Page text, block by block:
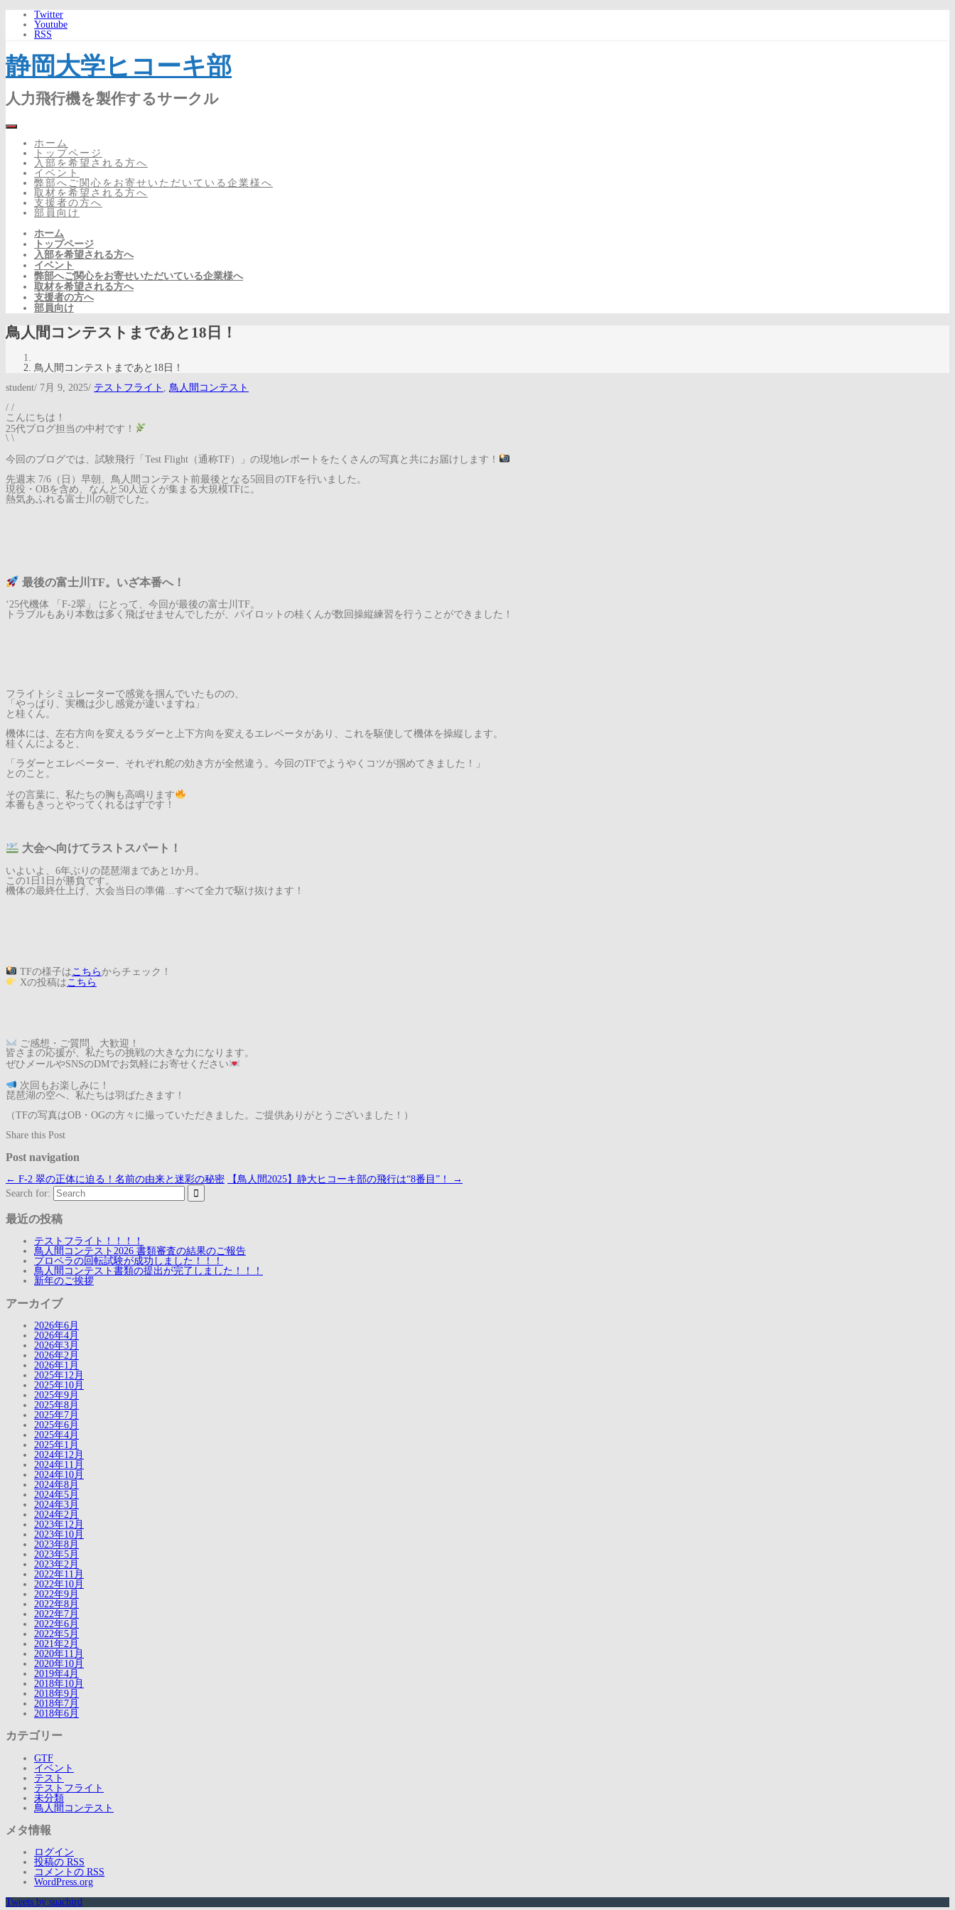
Twitter
Youtube
RSS
静岡大学ヒコーキ部
人力飛行機を製作するサークル
ホーム
トップページ
入部を希望される方へ
イベント
弊部へご関心をお寄せいただいている企業様へ
取材を希望される方へ
支援者の方へ
部員向け
ホーム
トップページ
入部を希望される方へ
イベント
弊部へご関心をお寄せいただいている企業様へ
取材を希望される方へ
支援者の方へ
部員向け
鳥人間コンテストまであと18日！
鳥人間コンテストまであと18日！
student/ 7月 9, 2025/ テストフライト
鳥人間コンテスト
/ /
こんにちは！
25代ブログ担当の中村です！
\ \
今回のブログでは、試験飛行「Test Flight（通称TF）」の現地レポートをたくさんの写真と共にお届けします！
先週末 7/6（日）早朝、鳥人間コンテスト前最後となる5回目のTFを行いました。
現役・OBを含め、なんと50人近くが集まる大規模TFに。
熱気あふれる富士川の朝でした。
最後の富士川TF。いざ本番へ！
‘25代機体 「F-2翠」 にとって、今回が最後の富士川TF。
トラブルもあり本数は多く飛ばせませんでしたが、パイロットの桂くんが数回操縦練習を行うことができました！
フライトシミュレーターで感覚を掴んでいたものの、
「やっぱり、実機は少し感覚が違いますね」
と桂くん。
機体には、左右方向を変えるラダーと上下方向を変えるエレベータがあり、これを駆使して機体を操縦します。
桂くんによると、
「ラダーとエレベーター、それぞれ舵の効き方が全然違う。今回のTFでようやくコツが掴めてきました！」
とのこと。
その言葉に、私たちの胸も高鳴ります
本番もきっとやってくれるはずです！
大会へ向けてラストスパート！
いよいよ、6年ぶりの琵琶湖まであと1か月。
この1日1日が勝負です。
機体の最終仕上げ、大会当日の準備…すべて全力で駆け抜けます！
TFの様子は こちらからチェック！
Xの投稿は こちら
ご感想・ご質問、大歓迎！
皆さまの応援が、私たちの挑戦の大きな力になります。
ぜひメールやSNSのDMでお気軽にお寄せください
次回もお楽しみに！
琵琶湖の空へ、私たちは羽ばたきます！
（TFの写真はOB・OGの方々に撮っていただきました。ご提供ありがとうございました！）
Share this Post
Post navigation
← F-2 翠の正体に迫る！名前の由来と迷彩の秘密 【鳥人間2025】静大ヒコーキ部の飛行は“8番目”！
→
Search for:
最近の投稿
テストフライト！！！！
鳥人間コンテスト2026 書類審査の結果のご報告
プロペラの回転試験が成功しました！！！
鳥人間コンテスト書類の提出が完了しました！！！
新年のご挨拶
アーカイブ
2026年6月
2026年4月
2026年3月
2026年2月
2026年1月
2025年12月
2025年10月
2025年9月
2025年8月
2025年7月
2025年6月
2025年4月
2025年1月
2024年12月
2024年11月
2024年10月
2024年8月
2024年5月
2024年3月
2024年2月
2023年12月
2023年10月
2023年8月
2023年5月
2023年2月
2022年11月
2022年10月
2022年9月
2022年8月
2022年7月
2022年6月
2022年5月
2021年2月
2020年11月
2020年10月
2019年4月
2018年10月
2018年9月
2018年7月
2018年6月
カテゴリー
GTF
イベント
テスト
テストフライト
未分類
鳥人間コンテスト
メタ情報
ログイン
投稿の RSS
コメントの RSS
WordPress.org
Tweets by suacbird